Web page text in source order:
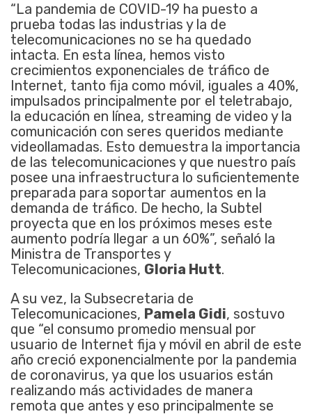
“La pandemia de COVID-19 ha puesto a
prueba todas las industrias y la de
telecomunicaciones no se ha quedado
intacta. En esta línea, hemos visto
crecimientos exponenciales de tráfico de
Internet, tanto fija como móvil, iguales a 40%,
impulsados principalmente por el teletrabajo,
la educación en línea, streaming de video y la
comunicación con seres queridos mediante
videollamadas. Esto demuestra la importancia
de las telecomunicaciones y que nuestro país
posee una infraestructura lo suficientemente
preparada para soportar aumentos en la
demanda de tráfico. De hecho, la Subtel
proyecta que en los próximos meses este
aumento podría llegar a un 60%”, señaló la
Ministra de Transportes y
Telecomunicaciones, Gloria Hutt.
A su vez, la Subsecretaria de
Telecomunicaciones, Pamela Gidi, sostuvo
que “el consumo promedio mensual por
usuario de Internet fija y móvil en abril de este
año creció exponencialmente por la pandemia
de coronavirus, ya que los usuarios están
realizando más actividades de manera
remota que antes y eso principalmente se